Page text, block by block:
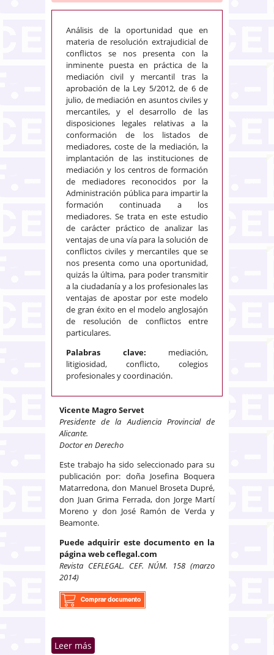
Análisis de la oportunidad que en
materia de resolución extrajudicial de
conflictos se nos presenta con la
inminente puesta en práctica de la
mediación civil y mercantil tras la
aprobación de la Ley 5/2012, de 6 de
julio, de mediación en asuntos civiles y
mercantiles, y el desarrollo de las
disposiciones legales relativas a la
conformación de los listados de
mediadores, coste de la mediación, la
implantación de las instituciones de
mediación y los centros de formación
de mediadores reconocidos por la
Administración pública para impartir la
formación continuada a los
mediadores. Se trata en este estudio
de carácter práctico de analizar las
ventajas de una vía para la solución de
conflictos civiles y mercantiles que se
nos presenta como una oportunidad,
quizás la última, para poder transmitir
a la ciudadanía y a los profesionales las
ventajas de apostar por este modelo
de gran éxito en el modelo anglosajón
de resolución de conflictos entre
particulares.
Palabras clave: mediación,
litigiosidad, conflicto, colegios
profesionales y coordinación.
Vicente Magro Servet
Presidente de la Audiencia Provincial de
Alicante.
Doctor en Derecho
Este trabajo ha sido seleccionado para su
publicación por: doña Josefina Boquera
Matarredona, don Manuel Broseta Dupré,
don Juan Grima Ferrada, don Jorge Martí
Moreno y don José Ramón de Verda y
Beamonte.
Puede adquirir este documento en la
página web ceflegal.com
Revista CEFLEGAL. CEF. NÚM. 158 (marzo
2014)
Leer más